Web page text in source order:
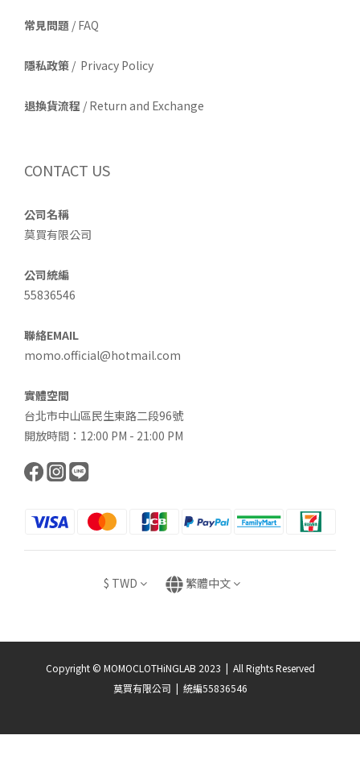
常見問題 / FAQ
隱私政策 / Privacy Policy
退換貨流程 / Return and Exchange
CONTACT US
公司名稱
莫買有限公司
公司統編
55836546
聯絡EMAIL
momo.official@hotmail.com
實體空間
台北市中山區民生東路二段96號
開放時間：12:00 PM - 21:00 PM
$ TWD 繁體中文
Copyright © MOMOCLOTHiNGLAB 2023 | All Rights Reserved
莫買有限公司 | 統編55836546